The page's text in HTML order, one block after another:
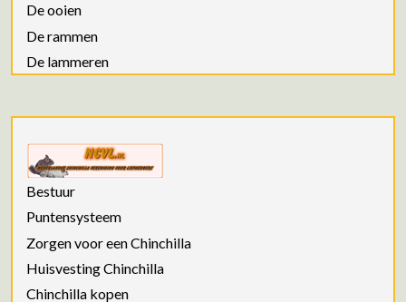
De ooien
De rammen
De lammeren
Bestuur
Puntensysteem
Zorgen voor een Chinchilla
Huisvesting Chinchilla
Chinchilla kopen